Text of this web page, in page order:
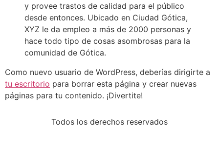
y provee trastos de calidad para el público
desde entonces. Ubicado en Ciudad Gótica,
XYZ le da empleo a más de 2000 personas y
hace todo tipo de cosas asombrosas para la
comunidad de Gótica.
Como nuevo usuario de WordPress, deberías dirigirte a
tu escritorio para borrar esta página y crear nuevas
páginas para tu contenido. ¡Divertite!
Todos los derechos reservados